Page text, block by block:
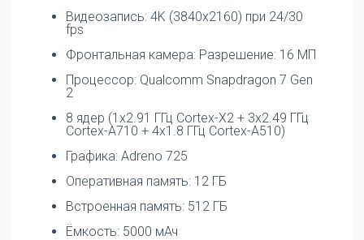
Видеозапись: 4K (3840x2160) при 24/30
fps
Фронтальная камера: Разрешение: 16 МП
Процессор: Qualcomm Snapdragon 7 Gen
2
8 ядер (1x2.91 ГГц Cortex-X2 + 3x2.49 ГГц
Cortex-A710 + 4x1.8 ГГц Cortex-A510)
Графика: Adreno 725
Оперативная память: 12 ГБ
Встроенная память: 512 ГБ
Ёмкость: 5000 мАч